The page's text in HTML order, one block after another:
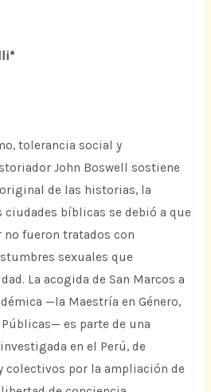
tolerancia social y
John Boswell sostiene
de las historias, la
bíblicas se debió a que
no fueron tratados con
sexuales que
La acogida de San Marcos a
—la Maestría en Género,
es parte de una
en el Perú, de
colectivos por la ampliación de